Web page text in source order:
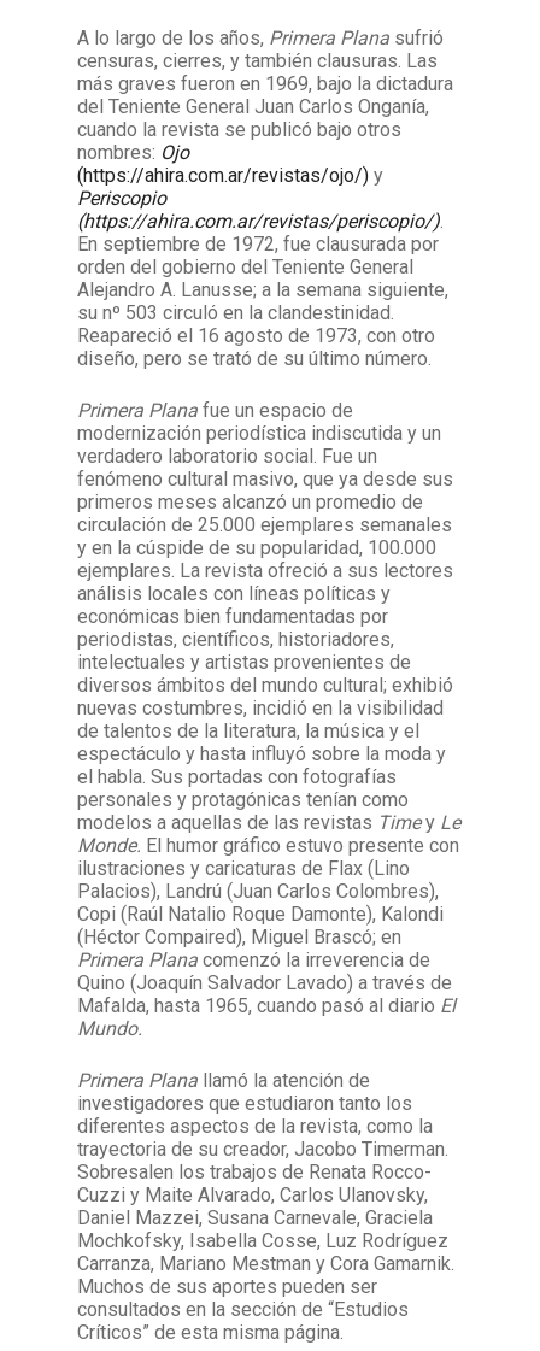
A lo largo de los años, Primera Plana sufrió
censuras, cierres, y también clausuras. Las
más graves fueron en 1969, bajo la dictadura
del Teniente General Juan Carlos Onganía,
cuando la revista se publicó bajo otros
nombres: Ojo
(https://ahira.com.ar/revistas/ojo/) y
Periscopio
(https://ahira.com.ar/revistas/periscopio/).
En septiembre de 1972, fue clausurada por
orden del gobierno del Teniente General
Alejandro A. Lanusse; a la semana siguiente,
su nº 503 circuló en la clandestinidad.
Reapareció el 16agosto de 1973, con otro
diseño, pero se trató de su último número.
Primera Planafue un espacio de
modernización periodística indiscutida y un
verdadero laboratorio social. Fue un
fenómeno cultural masivo, que ya desde sus
primeros meses alcanzó un promedio de
circulación de 25.000 ejemplares semanales
y en la cúspide de su popularidad, 100.000
ejemplares. La revistaofreció a sus lectores
análisis locales con líneas políticas y
económicas bien fundamentadas por
periodistas, científicos, historiadores,
intelectuales y artistas provenientes de
diversos ámbitos del mundo cultural; exhibió
nuevas costumbres, incidió en la visibilidad
de talentos de la literatura, la música y el
espectáculo y hasta influyó sobre la moda y
el habla. Sus portadas con fotografías
personales y protagónicas tenían como
modelos a aquellas de las revistas Timey Le
Monde. El humor gráfico estuvo presente con
ilustraciones y caricaturas de Flax (Lino
Palacios), Landrú (Juan Carlos Colombres),
Copi (Raúl Natalio Roque Damonte), Kalondi
(Héctor Compaired), Miguel Brascó; en
Primera Planacomenzó la irreverencia de
Quino (Joaquín Salvador Lavado) a través de
Mafalda, hasta 1965, cuando pasó al diario El
Mundo.
Primera Plana llamó la atención de
investigadores que estudiaron tanto los
diferentes aspectos de la revista, como la
trayectoria de su creador, Jacobo Timerman.
Sobresalen los trabajos de Renata Rocco-
Cuzzi y Maite Alvarado, Carlos Ulanovsky,
Daniel Mazzei, Susana Carnevale, Graciela
Mochkofsky, Isabella Cosse, Luz Rodríguez
Carranza, Mariano Mestman y Cora Gamarnik.
Muchos de sus aportes pueden ser
consultados en la sección de “Estudios
Críticos” de esta misma página.